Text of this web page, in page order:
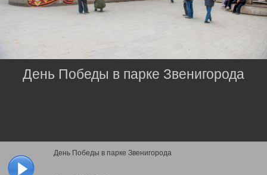
День Победы в парке Звенигорода
День Победы в парке Звенигорода